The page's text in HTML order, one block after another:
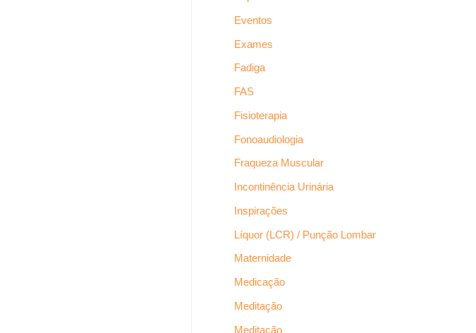
Eventos
Exames
Fadiga
FAS
Fisioterapia
Fonoaudiologia
Fraqueza Muscular
Incontinência Urinária
Inspirações
Líquor (LCR) / Punção Lombar
Maternidade
Medicação
Meditação
Meditação